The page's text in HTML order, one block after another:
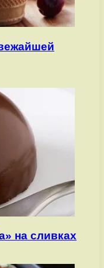
на сливках